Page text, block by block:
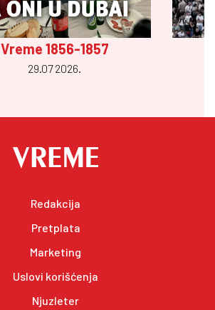
Vreme 1856-1857
29.07 2026.
Redakcija
Pretplata
Marketing
Uslovi korišćenja
Njuzleter